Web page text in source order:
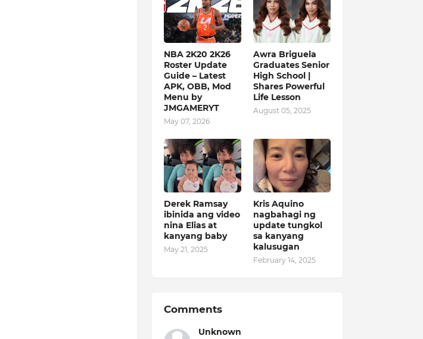
NBA 2K20 2K26
Roster Update
Guide – Latest
APK, OBB, Mod
Menu by
JMGAMERYT
May 07, 2026
Awra Briguela
Graduates Senior
High School |
Shares Powerful
Life Lesson
August 05, 2025
Derek Ramsay
ibinida ang video
nina Elias at
kanyang baby
May 21, 2025
Kris Aquino
nagbahagi ng
update tungkol
sa kanyang
kalusugan
February 14, 2025
Comments
Unknown